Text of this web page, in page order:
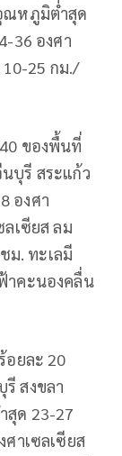
ณหภูมิต่ำสุด
36 องศา
10-25 กม./
ของพื้นที่
บุรี สระแก้ว
องศา
เซียส ลม
ม. ทะเลมี
าคะนองคลื่น
อยละ 20
สงขลา
สุด 23-27
าเซลเซียส